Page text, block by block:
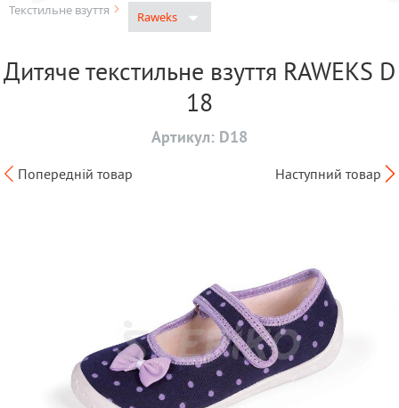
Текстильне взуття
Raweks
Дитяче текстильне взуття RAWEKS D
18
Артикул: D18
Попередній товар Наступний товар